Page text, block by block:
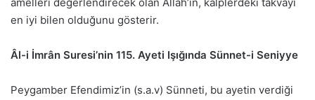
en iyi bilen olduğunu gösterir.
Âl-i İmrân Suresi’nin 115. Ayeti Işığında Sünnet-i Seniyye
Peygamber Efendimiz’in (s.a.v) Sünneti, bu ayetin verdiği